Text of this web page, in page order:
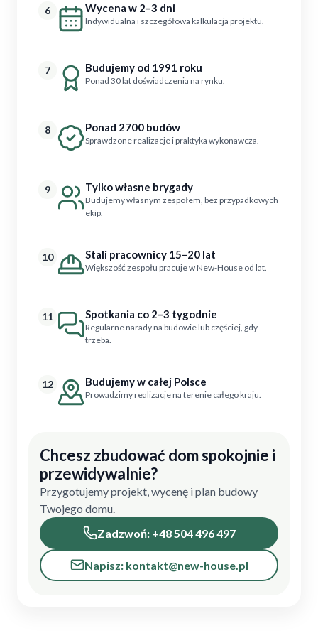
6 Wycena w 2–3 dni
Indywidualna i szczegółowa kalkulacja projektu.
7 Budujemy od 1991 roku
Ponad 30 lat doświadczenia na rynku.
8 Ponad 2700 budów
Sprawdzone realizacje i praktyka wykonawcza.
9 Tylko własne brygady
Budujemy własnym zespołem, bez przypadkowych
ekip.
10 Stali pracownicy 15–20 lat
Większość zespołu pracuje w New-House od lat.
11 Spotkania co 2–3 tygodnie
Regularne narady na budowie lub częściej, gdy
trzeba.
12 Budujemy w całej Polsce
Prowadzimy realizacje na terenie całego kraju.
Chcesz zbudować dom spokojnie i
przewidywalnie?
Przygotujemy projekt, wycenę i plan budowy
Twojego domu.
Zadzwoń: +48 504 496 497
Napisz: kontakt@new-house.pl